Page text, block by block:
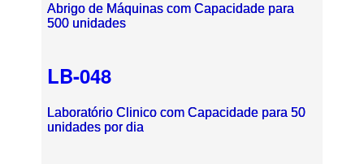
Abrigo de Máquinas com Capacidade para
500 unidades
LB-048
Laboratório Clinico com Capacidade para 50
unidades por dia